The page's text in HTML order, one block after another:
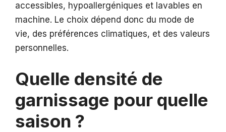
accessibles, hypoallergéniques et lavables en
machine. Le choix dépend donc du mode de
vie, des préférences climatiques, et des valeurs
personnelles.
Quelle densité de
garnissage pour quelle
saison ?